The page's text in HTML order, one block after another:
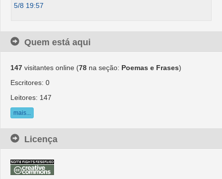
5/8 19:57
Quem está aqui
147 visitantes online (78 na seção: Poemas e Frases)
Escritores: 0
Leitores: 147
mais...
Licença